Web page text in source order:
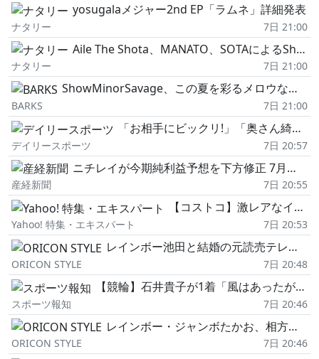
yosugalaメジャー2nd EP「ラムネ」詳細発表
ナタリー 7日 21:00
Aile The Shota、MANATO、SOTAによるShowMinorSavageがサマーチューン配信
ナタリー 7日 21:00
ShowMinorSavage、この夏を彩るメロウな新曲「Gradation」リリース決定
BARKS 7日 21:00
「お相手にビックリ!」「奥さん綺麗」レインボー池田直人の電撃婚相手に騒然「え?さかなちゃん」「結婚退職だったのか」 AKB合格→難関大卒の美ビジュ
デイリースポーツ 7日 20:57
ニチレイが今期純利益予想を下方修正 7月のサイバー攻撃被害やコスト増踏まえる
産経新聞 7日 20:55
【コストコ】激レアなイベント開催!可愛すぎる全ラインナップをご紹介
Yahoo! 特集・エキスパート 7日 20:53
レインボー池田と結婚の元読売テレビ・佐藤佳奈アナ、退社理由をYouTubeで語る「まだチャレンジできることがあるんだったら…」
ORICON STYLE 7日 20:48
【競輪】石井貴子が1着「風はあったが外側でも何とかしのいで走った」「今の私にできること精いっぱいやる」~佐世保G1
スポーツ報知 7日 20:46
レインボー・ジャンボたかお、相方・池田の“サプライズ結婚報告"に動揺と感激…佐藤佳奈アナに「本当に感謝」
ORICON STYLE 7日 20:46